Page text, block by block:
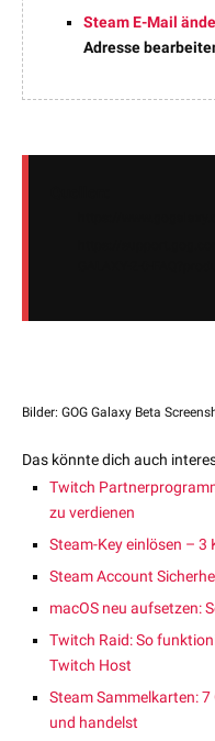
Steam E-Mail
Adresse
Bilder: GOG Galaxy Beta
Das könnte dich auch
Twitch
zu verdienen
Steam-Key einlösen – 3
Steam Account
macOS neu aufsetzen:
Twitch Raid: So
Twitch Host
Steam Sammelkarten: 7
und handelst